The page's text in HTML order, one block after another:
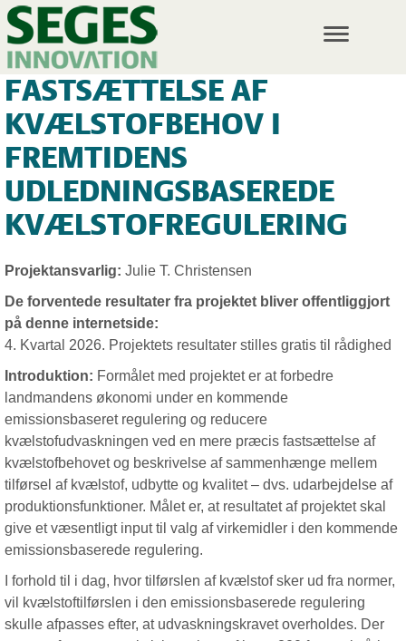
T
g
a
n
FASTSÆTTELSE AF
KVÆLSTOFBEHOV I
FREMTIDENS
UDLEDNINGSBASEREDE
KVÆLSTOFREGULERING
Projektansvarlig: Julie T. Christensen
De forventede resultater fra projektet bliver offentliggjort
på denne internetside:
4. Kvartal 2026. Projektets resultater stilles gratis til rådighed
Introduktion: Formålet med projektet er at forbedre
landmandens økonomi under en kommende
emissionsbaseret regulering og reducere
kvælstofudvaskningen ved en mere præcis fastsættelse af
kvælstofbehovet og beskrivelse af sammenhænge mellem
tilførsel af kvælstof, udbytte og kvalitet – dvs. udarbejdelse af
produktionsfunktioner. Målet er, at resultatet af projektet skal
give et væsentligt input til valg af virkemidler i den kommende
emissionsbaserede regulering.
I forhold til i dag, hvor tilførslen af kvælstof sker ud fra normer,
vil kvælstoftilførslen i den emissionsbaserede regulering
skulle afpasses efter, at udvaskningskravet overholdes. Der